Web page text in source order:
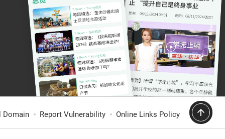
Domain Report Vulnerability Online Links Policy